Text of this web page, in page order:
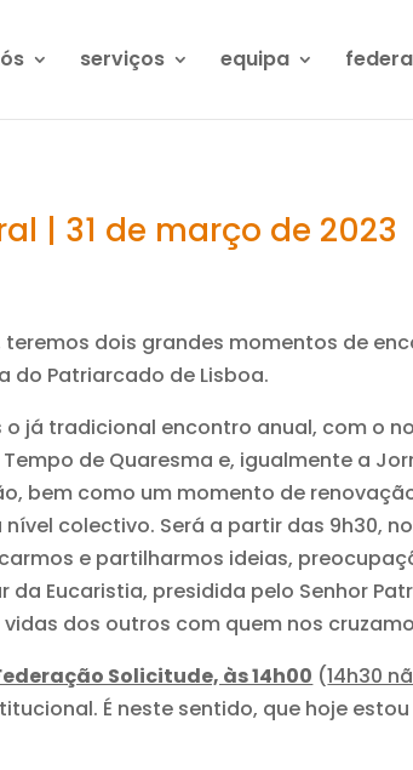
serviços equipa
| 31 de março de 2023
teremos dois grandes momentos de
Patriarcado de Lisboa.
já tradicional encontro anual, com o
de Quaresma e, igualmente a
bem como um momento de
colectivo. Será a partir das 9h30,
e partilharmos ideias,
Eucaristia, presidida pelo Senhor
dos outros com quem nos
Solicitude, às 14h00 (14h30
É neste sentido, que hoje